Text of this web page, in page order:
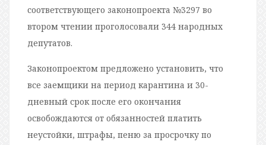
соответствующего законопроекта №3297 во
втором чтении проголосовали 344 народных
депутатов.
Законопроектом предложено установить, что
все заемщики на период карантина и 30-
дневный срок после его окончания
освобождаются от обязанностей платить
неустойки, штрафы, пеню за ​​просрочку по